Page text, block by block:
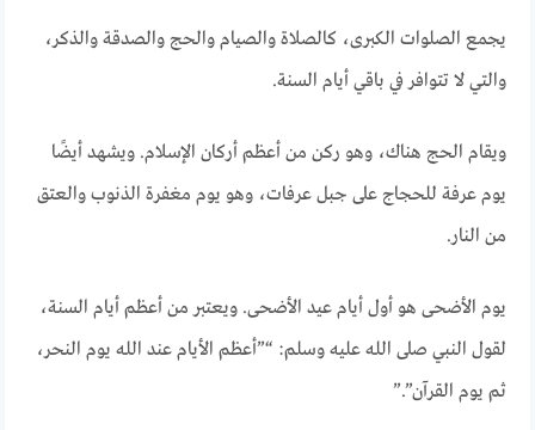
يجمع الصلوات الكبرى، كالصلاة والصيام والحج والصدقة والذكر،
والتي لا تتوافر في باقي أيام السنة.
ويقام الحج هناك، وهو ركن من أعظم أركان الإسلام. ويشهد أيضًا
يوم عرفة للحجاج على جبل عرفات، وهو يوم مغفرة الذنوب والعتق
من النار.
يوم الأضحى هو أول أيام عيد الأضحى. ويعتبر من أعظم أيام السنة،
لقول النبي صلى الله عليه وسلم: “”أعظم الأيام عند الله يوم النحر،
ثم يوم القرآن”.”